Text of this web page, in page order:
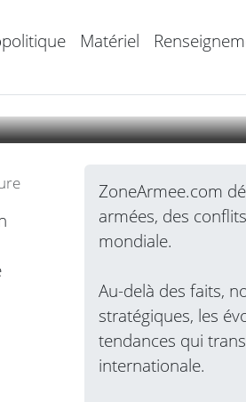
Matériel
ZoneArmee.com
armées, des
mondiale.
Au-delà des faits,
stratégiques, les
tendances qui
internationale.